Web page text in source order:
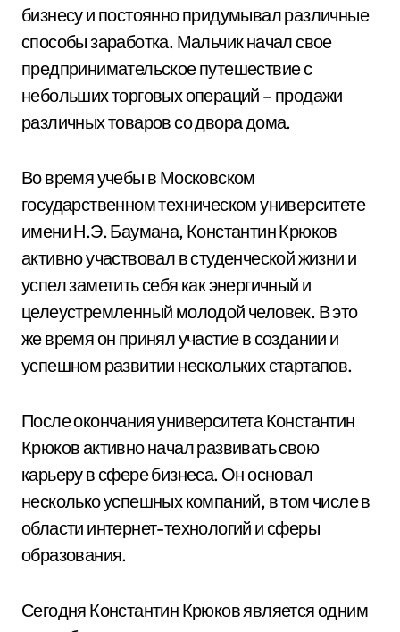
бизнесу и постоянно придумывал различные
способы заработка. Мальчик начал свое
предпринимательское путешествие с
небольших торговых операций – продажи
различных товаров со двора дома.
Во время учебы в Московском
государственном техническом университете
имени Н.Э. Баумана, Константин Крюков
активно участвовал в студенческой жизни и
успел заметить себя как энергичный и
целеустремленный молодой человек. В это
же время он принял участие в создании и
успешном развитии нескольких стартапов.
После окончания университета Константин
Крюков активно начал развивать свою
карьеру в сфере бизнеса. Он основал
несколько успешных компаний, в том числе в
области интернет-технологий и сферы
образования.
Сегодня Константин Крюков является одним